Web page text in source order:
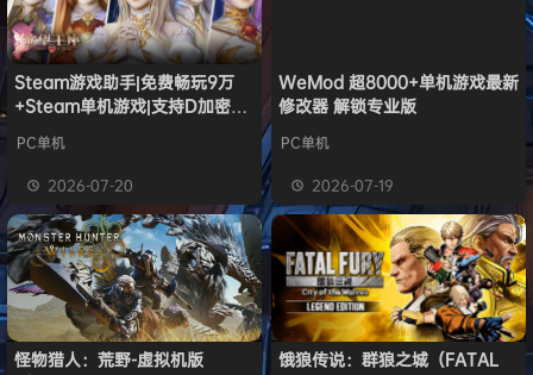
l***g 签到获取
w******g 签到获取
欢迎w******g 加入本站 8月4日
欢迎D****Z 加入本站 20小时前
加入本站
22小时前
签到获取
加入本站 8月6日
Steam游戏助手|免费畅玩9万
+Steam单机游戏|支持D加密以
PC单机
2026-07-20
WeMod 超8000+单机游戏最新
修改器 解锁专业版
PC单机
2026-07-19
怪物猎人：荒野-虚拟机版
饿狼传说：群狼之城（FATAL